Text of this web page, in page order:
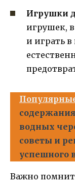
Игрушки
игрушек,
и играть
водных
советы и
успешного
Важно